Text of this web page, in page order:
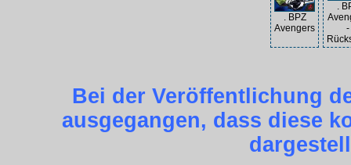
. BPZ
Avengers
.
-
Bei der Veröffentlichung
ausgegangen, dass diese